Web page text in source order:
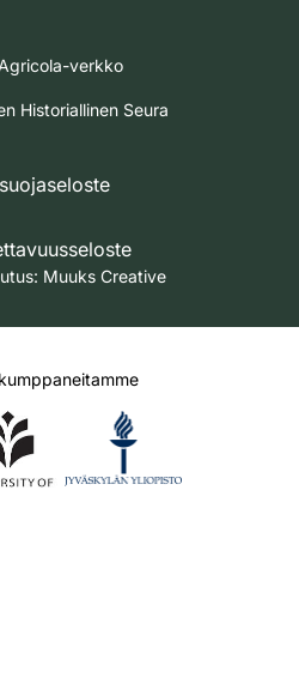
Agricola-verkko
Historiallinen Seura
Muuks Creative